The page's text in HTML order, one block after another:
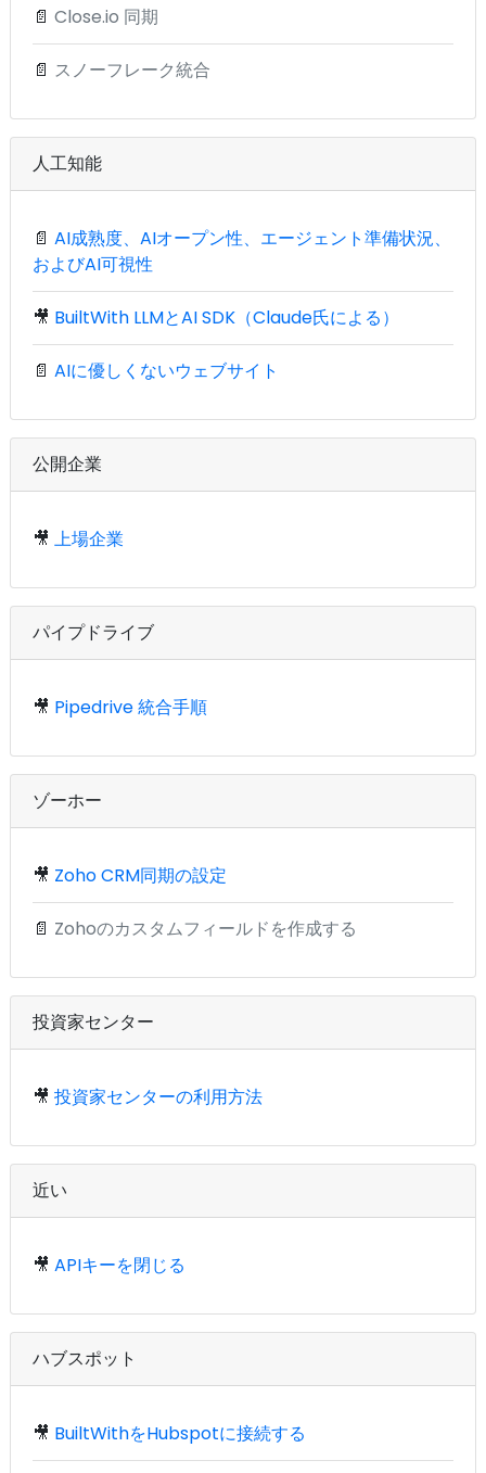
📄 Close.io 同期
📄 スノーフレーク統合
人工知能
📄 AI成熟度、AIオープン性、エージェント準備状況、
およびAI可視性
🎥 BuiltWith LLMとAI SDK（Claude氏による）
📄 AIに優しくないウェブサイト
公開企業
🎥 上場企業
パイプドライブ
🎥 Pipedrive 統合手順
ゾーホー
🎥 Zoho CRM同期の設定
📄 Zohoのカスタムフィールドを作成する
投資家センター
🎥 投資家センターの利用方法
近い
🎥 APIキーを閉じる
ハブスポット
🎥 BuiltWithをHubspotに接続する